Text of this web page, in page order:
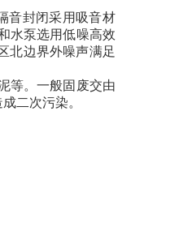
音封闭采用吸音材
水泵选用低噪高效
北边界外噪声满足
等。一般固废交由
二次污染。